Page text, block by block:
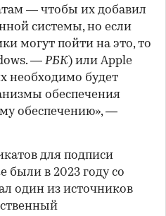
— чтобы их добавил
системы, но если
могут пойти на это, то
— РБК) или Apple
необходимо будет
обеспечения
обеспечению», —
для подписи
были в 2023 году со
один из источников